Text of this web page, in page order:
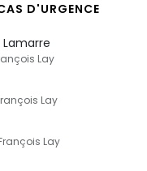
D'URGENCE
Lay
Lay
Lay